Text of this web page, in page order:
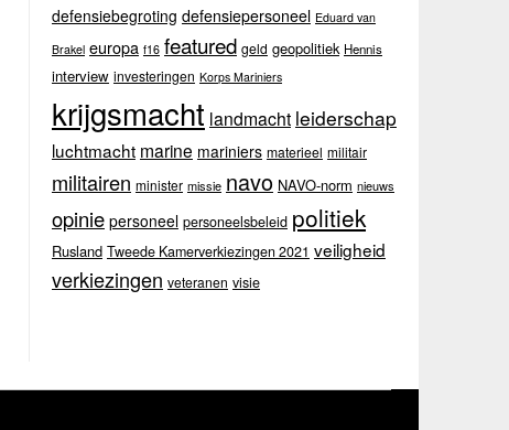
defensiebegroting defensiepersoneel Eduard van
Brakel europa f16 featured geld geopolitiek Hennis
interview investeringen Korps Mariniers
krijgsmacht landmacht leiderschap
luchtmacht marine mariniers materieel militair
militairen minister missie navo NAVO-norm nieuws
opinie personeel personeelsbeleid politiek
Rusland Tweede Kamerverkiezingen 2021 veiligheid
verkiezingen veteranen visie